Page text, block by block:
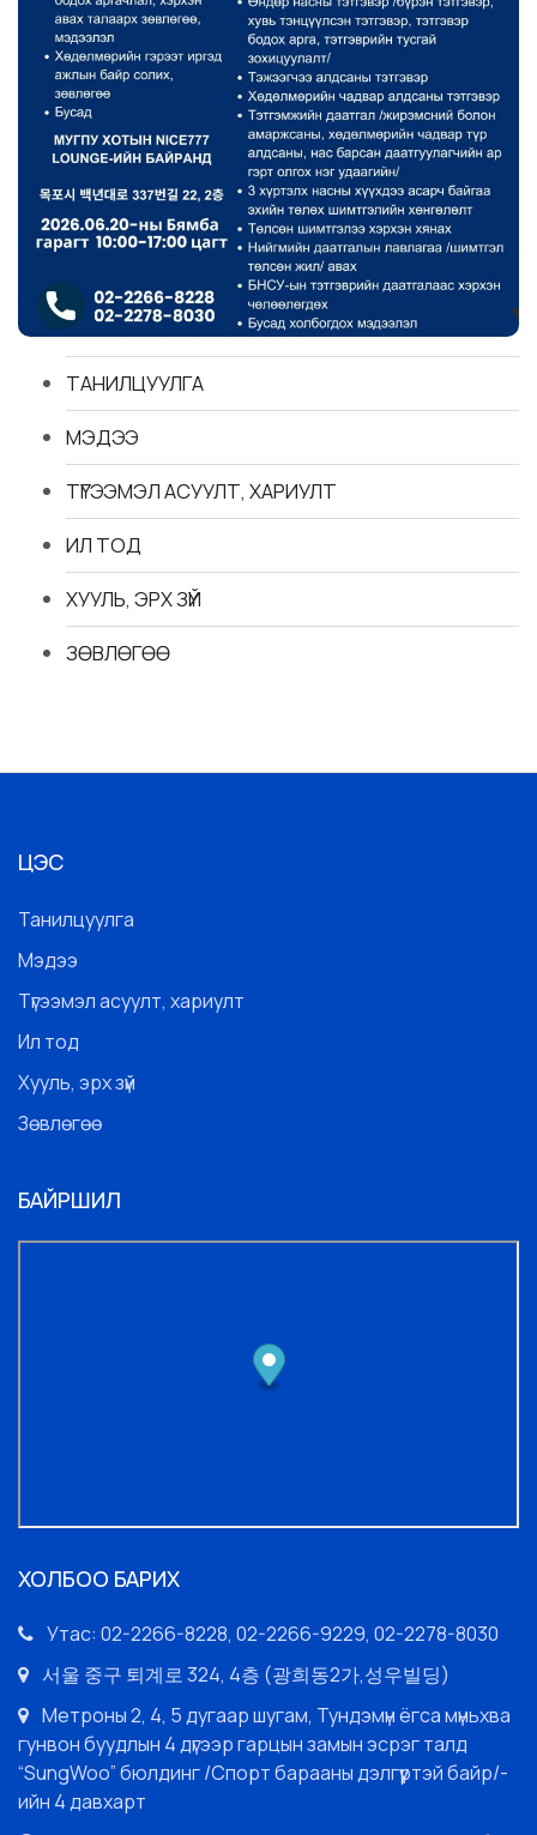
ТАНИЛЦУУЛГА
МЭДЭЭ
ТҮГЭЭМЭЛ АСУУЛТ, ХАРИУЛТ
ИЛ ТОД
ХУУЛЬ, ЭРХ ЗҮЙ
ЗӨВЛӨГӨӨ
ЦЭС
Танилцуулга
Мэдээ
Түгээмэл асуулт, хариулт
Ил тод
Хууль, эрх зүй
Зөвлөгөө
БАЙРШИЛ
ХОЛБОО БАРИХ
Утас: 02-2266-8228, 02-2266-9229, 02-2278-8030
서울 중구 퇴계로 324, 4층 (광희동2가,성우빌딩)
Метроны 2, 4, 5 дугаар шугам, Тундэмүн ёгса мүньхва
гунвон буудлын 4 дүгээр гарцын замын эсрэг талд
“SungWoo” бюлдинг /Спорт барааны дэлгүүртэй байр/-
ийн 4 давхарт